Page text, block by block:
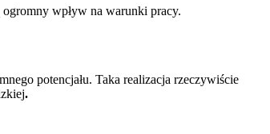
wpływ na warunki pracy.
potencjału. Taka realizacja rzeczywiście
.